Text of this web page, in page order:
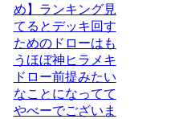
め】ランキング見
てるとデッキ回す
ためのドローはも
うほぼ神ヒラメキ
ドロー前提みたい
なことになってて
やべーでございま